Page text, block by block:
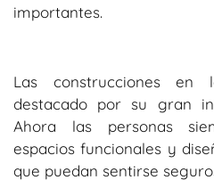
importantes.
Las construcciones
destacado por su gran
Ahora las personas
espacios funcionales y
que puedan sentirse